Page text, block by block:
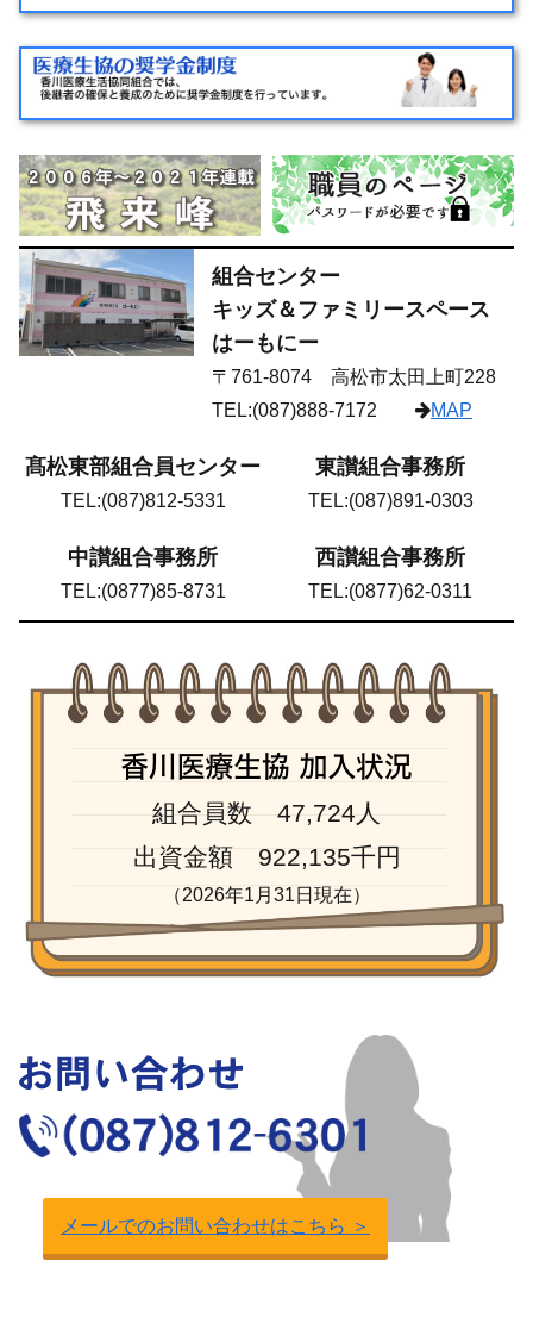
組合センター
キッズ＆ファミリースペース
はーもにー
〒761-8074 高松市太田上町228
TEL:(087)888-7172
MAP
髙松東部組合員センター
TEL:(087)812-5331
東讃組合事務所
TEL:(087)891-0303
中讃組合事務所
TEL:(0877)85-8731
西讃組合事務所
TEL:(0877)62-0311
組合員数 47,724人
出資金額 922,135千円
（2026年1月31日現在）
メールでのお問い合わせはこちら ＞